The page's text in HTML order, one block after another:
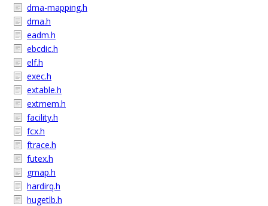
dma-mapping.h
dma.h
eadm.h
ebcdic.h
elf.h
exec.h
extable.h
extmem.h
facility.h
fcx.h
ftrace.h
futex.h
gmap.h
hardirq.h
hugetlb.h